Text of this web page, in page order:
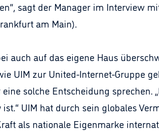
sagt der Manager im Interview
am Main).
auch auf das eigene Haus
UIM zur United-Internet-Gruppe
solche Entscheidung
UIM hat durch sein globales
als nationale Eigenmarke